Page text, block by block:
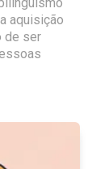
aquisição
de ser